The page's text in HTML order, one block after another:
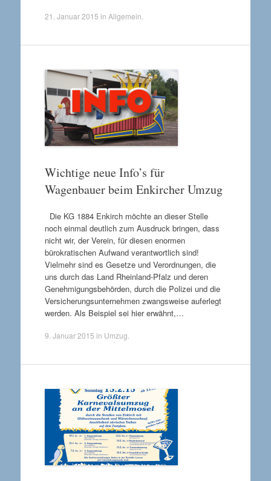
21. Januar 2015 in Allgemein
Wichtige neue Info’s für
Wagenbauer beim Enkircher Umzug
Die KG 1884 Enkirch möchte an dieser Stelle
noch einmal deutlich zum Ausdruck bringen, dass
nicht wir, der Verein, für diesen enormen
bürokratischen Aufwand verantwortlich sind!
Vielmehr sind es Gesetze und Verordnungen, die
uns durch das Land Rheinland-Pfalz und deren
Genehmigungsbehörden, durch die Polizei und die
Versicherungsunternehmen zwangsweise auferlegt
werden. Als Beispiel sei hier erwähnt,…
9. Januar 2015 in Umzug